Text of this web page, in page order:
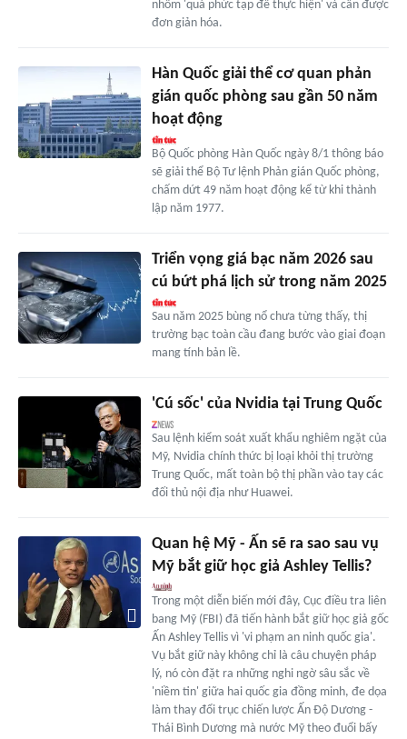
nhôm 'quá phức tạp để thực hiện' và cần được
đơn giản hóa.
Hàn Quốc giải thể cơ quan phản
gián quốc phòng sau gần 50 năm
hoạt động
Bộ Quốc phòng Hàn Quốc ngày 8/1 thông báo
sẽ giải thể Bộ Tư lệnh Phản gián Quốc phòng,
chấm dứt 49 năm hoạt động kể từ khi thành
lập năm 1977.
Triển vọng giá bạc năm 2026 sau
cú bứt phá lịch sử trong năm 2025
Sau năm 2025 bùng nổ chưa từng thấy, thị
trường bạc toàn cầu đang bước vào giai đoạn
mang tính bản lề.
'Cú sốc' của Nvidia tại Trung Quốc
Sau lệnh kiểm soát xuất khẩu nghiêm ngặt của
Mỹ, Nvidia chính thức bị loại khỏi thị trường
Trung Quốc, mất toàn bộ thị phần vào tay các
đối thủ nội địa như Huawei.
Quan hệ Mỹ - Ấn sẽ ra sao sau vụ
Mỹ bắt giữ học giả Ashley Tellis?
Trong một diễn biến mới đây, Cục điều tra liên
bang Mỹ (FBI) đã tiến hành bắt giữ học giả gốc
Ấn Ashley Tellis vì 'vi phạm an ninh quốc gia'.
Vụ bắt giữ này không chỉ là câu chuyện pháp
lý, nó còn đặt ra những nghi ngờ sâu sắc về
'niềm tin' giữa hai quốc gia đồng minh, đe dọa
làm thay đổi trục chiến lược Ấn Độ Dương -
Thái Bình Dương mà nước Mỹ theo đuổi bấy